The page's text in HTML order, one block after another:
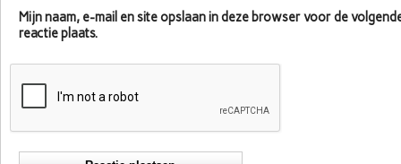
Mijn naam, e-mail en site opslaan in deze browser voor de
reactie plaats.